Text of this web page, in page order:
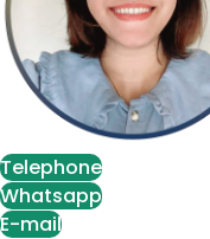
Telephone
Whatsapp
E-mail